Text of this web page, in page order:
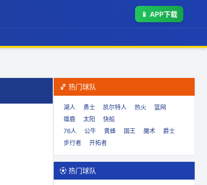
📱 APP下载
🏀 热门球队
湖人 勇士 凯尔特人 热火
篮网
雄鹿
太阳
快船
76人
公牛 黄蜂 国王 魔术
爵士
步行者
开拓者
⚽ 热门球队